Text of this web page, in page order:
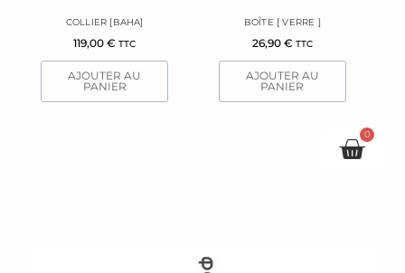
COLLIER [BAHA]
119,00€ TTC
AJOUTER AU
PANIER
BOÎTE [ VERRE ]
26,90 € TTC
AJOUTER AU
PANIER
0